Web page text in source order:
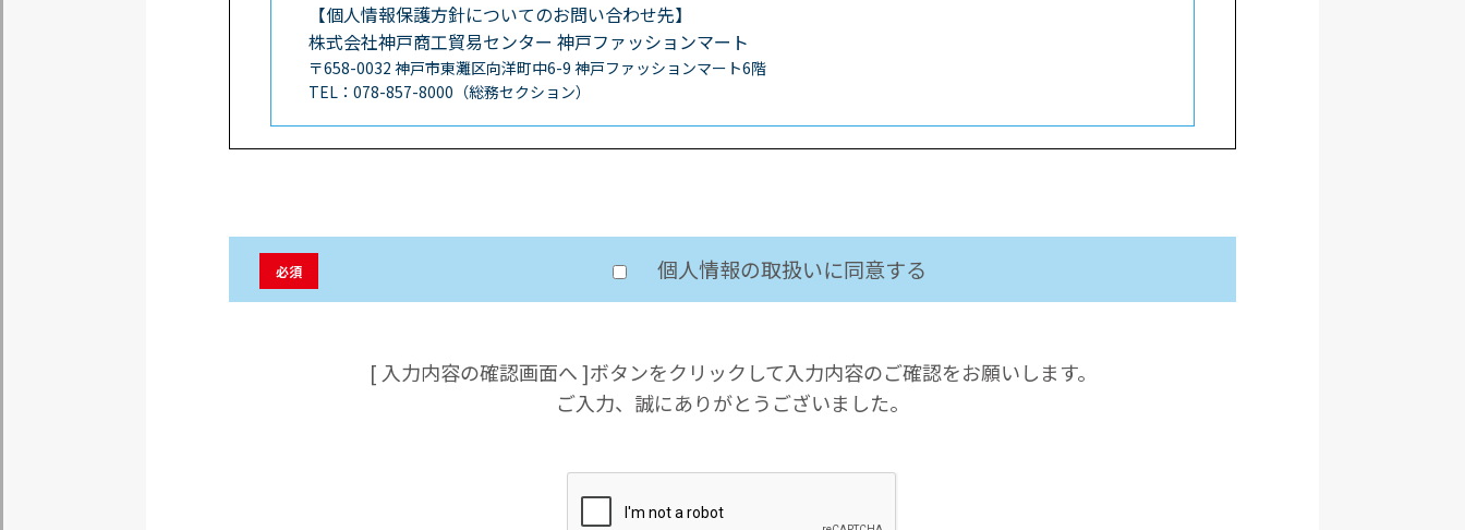
【個人情報保護方針についてのお問い合わせ先】
株式会社神戸商工貿易センター 神戸ファッションマート
〒658-0032 神戸市東灘区向洋町中6-9 神戸ファッションマート6階
TEL：078-857-8000（総務セクション）
必須 個人情報の取扱いに同意する
[ 入力内容の確認画面へ ]ボタンをクリックして入力内容のご確認をお願いします。
ご入力、誠にありがとうございました。